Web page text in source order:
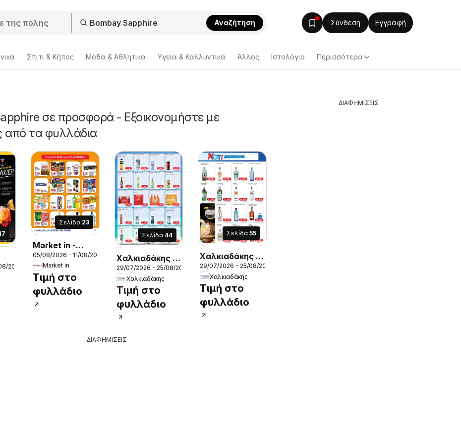
Αναζήτηση Σύνδεση Εγγραφή
Σπίτι & Κήπος Μόδα & Aθλητικα Υγεία & Καλλυντικά Άλλος Ιστολόγιο Περισσότερα
σε προσφορά - Εξοικονομήστε με
από τα φυλλάδια
2026
Σελίδα 23
Market in -
Προσφορές
05/08/2026 - 11/08/2026
Market in
Τιμή στο
φυλλάδιο
Σελίδα 44
Χαλκιαδάκης -
Προσφορές
29/07/2026 - 25/08/2026
Χαλκιαδάκης
Τιμή στο
φυλλάδιο
Σελίδα 55
Χαλκιαδάκης -
Προσφορές
29/07/2026 - 25/08/2026
Χαλκιαδάκης
Τιμή στο
φυλλάδιο
ΔΙΑΦΗΜΙΣΕΙΣ
ΔΙΑΦΗΜΙΣΕΙΣ